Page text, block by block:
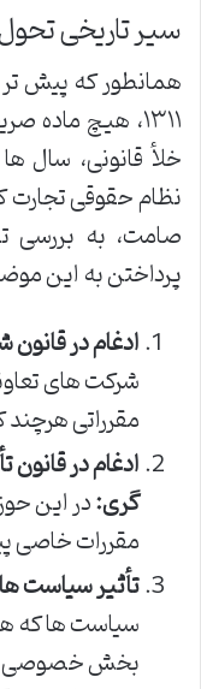
سیر تاریخی
همانطور که پیش
۱۳۱۱، هیچ ماده
خلأ قانونی، سال
نظام حقوقی
صامت، به بررسی
پرداختن به این
ادغام در
شرکت های
مقرراتی هرچند
ادغام در
گری:در این
مقررات خاصی
تأثیر سیاست های کلی
سیاست ها که
بخش خصوصی